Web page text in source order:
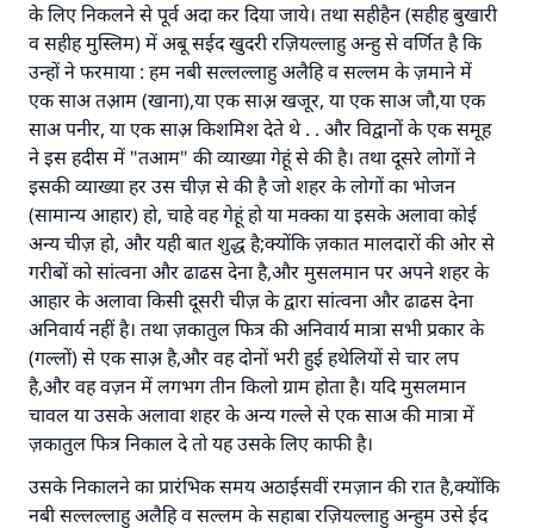
के लिए निकलने से पूर्व अदा कर दिया जाये। तथा सहीहैन (सहीह बुखारी
व सहीह मुस्लिम) में अबू सईद खुदरी रज़ियल्लाहु अन्हु से वर्णित है कि
उन्हों ने फरमाया : हम नबी सल्लल्लाहु अलैहि व सल्लम के ज़माने में
एक साअ तआ़म (खाना),या एक साअ़ खजूर, या एक साअ जौ,या एक
साअ पनीर, या एक साअ़ किशमिश देते थे . . और विद्वानों के एक समूह
ने इस हदीस में "तआम" की व्याख्या गेहूं से की है। तथा दूसरे लोगों ने
इसकी व्याख्या हर उस चीज़ से की है जो शहर के लोगों का भोजन
(सामान्य आहार) हो, चाहे वह गेहूं हो या मक्का या इसके अलावा कोई
अन्य चीज़ हो, और यही बात शुद्ध है;क्योंकि ज़कात मालदारों की ओर से
गरीबों को सांत्वना और ढाढस देना है,और मुसलमान पर अपने शहर के
आहार के अलावा किसी दूसरी चीज़ के द्वारा सांत्वना और ढाढस देना
अनिवार्य नहीं है। तथा ज़कातुल फित्र की अनिवार्य मात्रा सभी प्रकार के
(गल्लों) से एक साअ़ है,और वह दोनों भरी हुई हथेलियों से चार लप
है,और वह वज़न में लगभग तीन किलो ग्राम होता है। यदि मुसलमान
चावल या उसके अलावा शहर के अन्य गल्ले से एक साअ की मात्रा में
ज़कातुल फित्र निकाल दे तो यह उसके लिए काफी है।
उसके निकालने का प्रारंभिक समय अठाईसवीं रमज़ान की रात है,क्योंकि
नबी सल्लल्लाहु अलैहि व सल्लम के सहाबा रज़ियल्लाहु अन्हुम उसे ईद
उत्तर संख्या 110845 ने एक शादी बचाई।.